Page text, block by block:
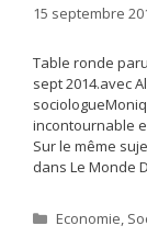
15 septembre
Table ronde
sept 2014.avec
Sur le même
dans Le Monde
Catégories
Economie,